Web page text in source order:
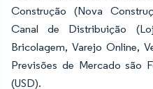
Construção (Nova
Canal de Distribuição
Bricolagem, Varejo Online,
Previsões de Mercado são
(USD).